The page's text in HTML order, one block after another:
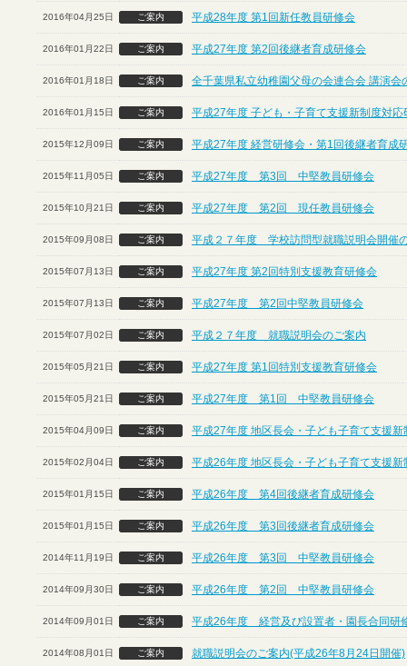
2016年04月25日 ご案内 平成28年度 第1回新任教員研修会
2016年01月22日 ご案内 平成27年度 第2回後継者育成研修会
2016年01月18日 ご案内 全千葉県私立幼稚園父母の会連合会 講演会
2016年01月15日 ご案内 平成27年度 子ども・子育て支援新制度対応
2015年12月09日 ご案内 平成27年度 経営研修会・第1回後継者育成
2015年11月05日 ご案内 平成27年度 第3回 中堅教員研修会
2015年10月21日 ご案内 平成27年度 第2回 現任教員研修会
2015年09月08日 ご案内 平成２７年度 学校訪問型就職説明会開催
2015年07月13日 ご案内 平成27年度 第2回特別支援教育研修会
2015年07月13日 ご案内 平成27年度 第2回中堅教員研修会
2015年07月02日 ご案内 平成２７年度 就職説明会のご案内
2015年05月21日 ご案内 平成27年度 第1回特別支援教育研修会
2015年05月21日 ご案内 平成27年度 第1回 中堅教員研修会
2015年04月09日 ご案内 平成27年度 地区長会・子ども子育て支援
2015年02月04日 ご案内 平成26年度 地区長会・子ども子育て支援
2015年01月15日 ご案内 平成26年度 第4回後継者育成研修会
2015年01月15日 ご案内 平成26年度 第3回後継者育成研修会
2014年11月19日 ご案内 平成26年度 第3回 中堅教員研修会
2014年09月30日 ご案内 平成26年度 第2回 中堅教員研修会
2014年09月01日 ご案内 平成26年度 経営及び設置者・園長合同研
2014年08月01日 ご案内 就職説明会のご案内(平成26年8月24日開催)